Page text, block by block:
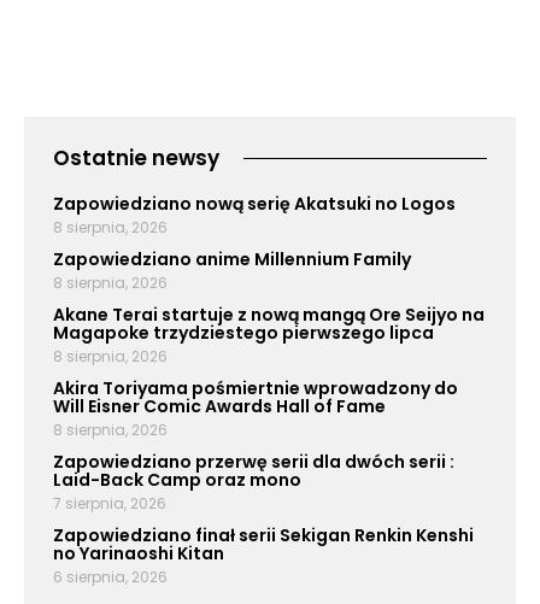
Ostatnie newsy
Zapowiedziano nową serię Akatsuki no Logos
8 sierpnia, 2026
Zapowiedziano anime Millennium Family
8 sierpnia, 2026
Akane Terai startuje z nową mangą Ore Seijyo na
Magapoke trzydziestego pierwszego lipca
8 sierpnia, 2026
Akira Toriyama pośmiertnie wprowadzony do
Will Eisner Comic Awards Hall of Fame
8 sierpnia, 2026
Zapowiedziano przerwę serii dla dwóch serii :
Laid-Back Camp oraz mono
7 sierpnia, 2026
Zapowiedziano finał serii Sekigan Renkin Kenshi
no Yarinaoshi Kitan
6 sierpnia, 2026